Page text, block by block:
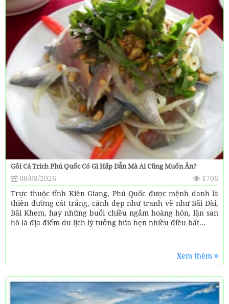
Gỏi Cá Trích Phú Quốc Có Gì Hấp Dẫn Mà Ai Cũng Muốn Ăn?
08/08/2026
1706
Trực thuộc tỉnh Kiên Giang, Phú Quốc được mệnh danh là
thiên đường cát trắng, cảnh đẹp như tranh vẽ như Bãi Dài,
Bãi Khem, hay những buổi chiều ngắm hoàng hôn, lặn san
hô là địa điểm du lịch lý tưởng hứa hẹn nhiều điều bất...
Xem thêm